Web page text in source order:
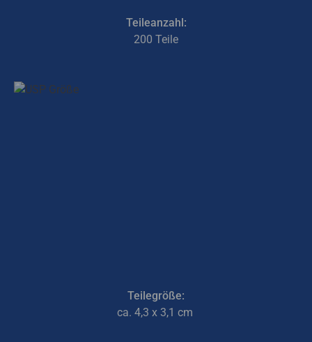
Teileanzahl:
200 Teile
Teilegröße:
ca. 4,3 x 3,1 cm